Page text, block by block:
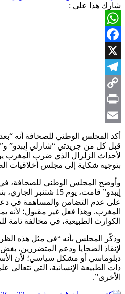
شارك هذا على :
WhatsApp
Facebook
X
Telegram
Copy
Link
Print
Email
أكد المجلس الوطني للصحافة أنه
قبل كل من جريدتي “شارلي إيبدو”
بتوجيه شكاية إلى مجلس أخلاقيات
وأوضح المجلس الوطني للصحافة، في
إيبدو” قامت، يوم 15
على عدم التضامن والمساهمة في
المغرب. وهذا فعل غير مقبول؛ لأنه
الكوارث الطبيعية، في مخالفة تامة
وذكّر المجلس بأنه “في مثل هذه
لإنقاذ الضحايا ودعم المتضررين،
دبلوماسي أو مشكل سياسي؛ لأن
ذات الطبيعة الإنسانية، التي تتعالى
الأخرى”.